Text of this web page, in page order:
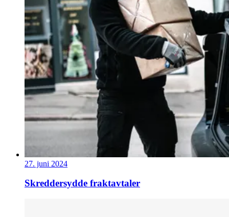
27. juni 2024
Skreddersydde fraktavtaler